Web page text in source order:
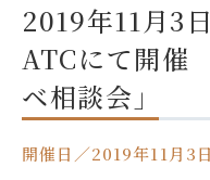
2019年11月3
ATCにて開催
ベ相談会」
開催日／2019年11月3日